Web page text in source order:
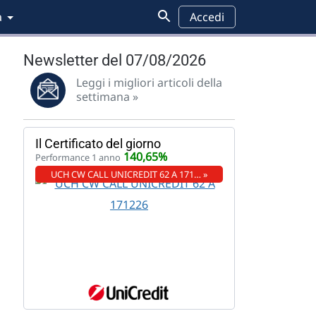
Accedi
Newsletter del 07/08/2026
Leggi i migliori articoli della
settimana »
Il Certificato del giorno
Performance 1 anno 140,65%
UCH CW CALL UNICREDIT 62 A 171… »